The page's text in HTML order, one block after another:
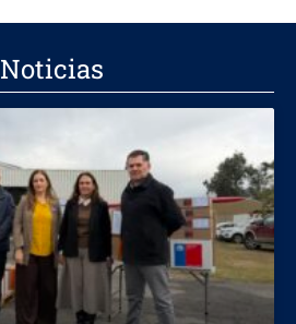
Noticias